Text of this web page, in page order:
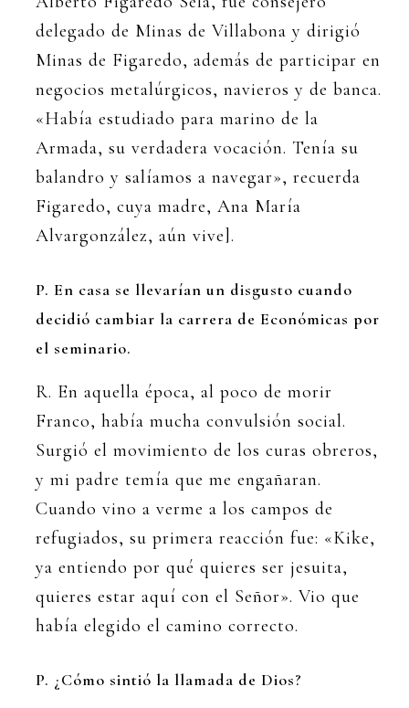
delegado de Minas de Villabona y dirigió
Minas de Figaredo, además de participar en
negocios metalúrgicos, navieros y de banca.
«Había estudiado para marino de la
Armada, su verdadera vocación. Tenía su
balandro y salíamos a navegar», recuerda
Figaredo, cuya madre, Ana María
Alvargonzález, aún vive].
P. En casa se llevarían un disgusto cuando
decidió cambiar la carrera de Económicas por
el seminario.
R. En aquella época, al poco de morir
Franco, había mucha convulsión social.
Surgió el movimiento de los curas obreros,
y mi padre temía que me engañaran.
Cuando vino a verme a los campos de
refugiados, su primera reacción fue: «Kike,
ya entiendo por qué quieres ser jesuita,
quieres estar aquí con el Señor». Vio que
había elegido el camino correcto.
P. ¿Cómo sintió la llamada de Dios?